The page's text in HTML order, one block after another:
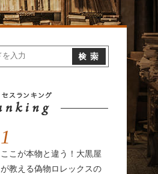
1
ここが本物と違う！大黒屋
が教える偽物ロレックスの